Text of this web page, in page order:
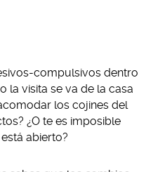
compulsivos dentro
la visita se va de la casa
los cojines del
¿O te es imposible
abierto?